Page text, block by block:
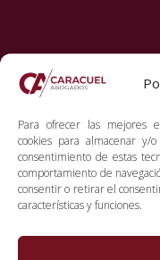
Para ofrecer las mejores
cookies para almacenar y/
consentimiento de estas
comportamiento de
consentir o retirar el
características y funciones.